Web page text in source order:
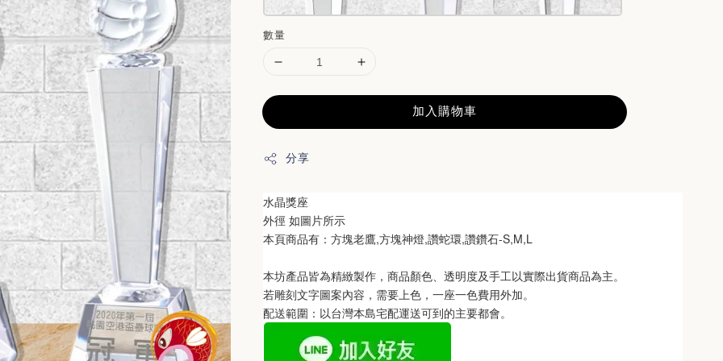
數量
加入購物車
分享
水晶獎座
外徑 如圖片所示
本頁商品有：方塊老鷹,方塊神燈,讚蛇環,讚鑽石-S,M,L
本坊產品皆為精緻製作，商品顏色、透明度及手工以實際出貨商品為主。
若雕刻文字圖案內容，需要上色，一座一色費用外加。
配送範圍：以台灣本島宅配運送可到的主要都會。